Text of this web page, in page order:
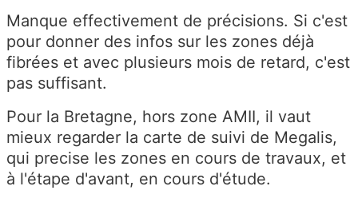
Manque effectivement de précisions. Si c'est
pour donner des infos sur les zones déjà
fibrées et avec plusieurs mois de retard, c'est
pas suffisant.
Pour la Bretagne, hors zone AMII, il vaut
mieux regarder la carte de suivi de Megalis,
qui precise les zones en cours de travaux, et
à l'étape d'avant, en cours d'étude.